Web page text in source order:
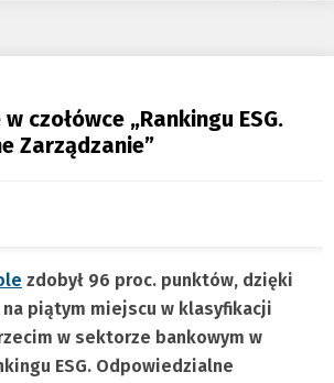
czołówce „Rankingu ESG.
Zarządzanie”
zdobył 96 proc. punktów, dzięki
na piątym miejscu w klasyfikacji
w sektorze bankowym w
ESG. Odpowiedzialne